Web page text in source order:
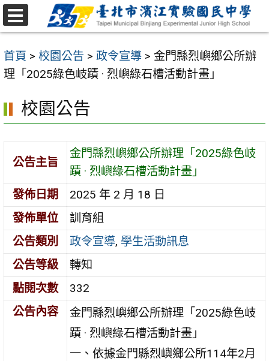
跳
至
要
內
區
首頁 > 校園公告 > 政令宣導 > 金門縣烈嶼鄉公所辦
理「2025綠色岐蹟 · 烈嶼綠石槽活動計畫」
校園公告
公告主旨
金門縣烈嶼鄉公所辦理「2025綠色岐
蹟 · 烈嶼綠石槽活動計畫」
發佈日期
2025 年 2 月 18 日
發佈單位
訓育組
公告類別
政令宣導, 學生活動訊息
公告等級
轉知
點閱次數
332
公告內容
金門縣烈嶼鄉公所辦理「2025綠色岐
蹟 · 烈嶼綠石槽活動計畫」
一、依據金門縣烈嶼鄉公所114年2月
選
單